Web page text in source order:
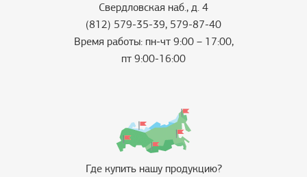
Свердловская наб., д. 4
(812) 579-35-39, 579-87-40
Время работы: пн-чт 9:00 – 17:00,
пт 9:00-16:00
Где купить нашу продукцию?